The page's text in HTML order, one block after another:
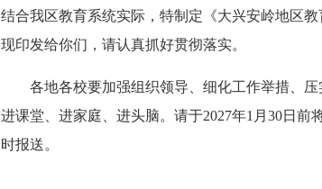
结合我区教育系统实际，特制定《大兴安岭地区
现印发给你们，请认真抓好贯彻落实。
各地各校要加强组织领导、细化工作举措、
进课堂、进家庭、进头脑。请于2027年1月30日前
时报送。